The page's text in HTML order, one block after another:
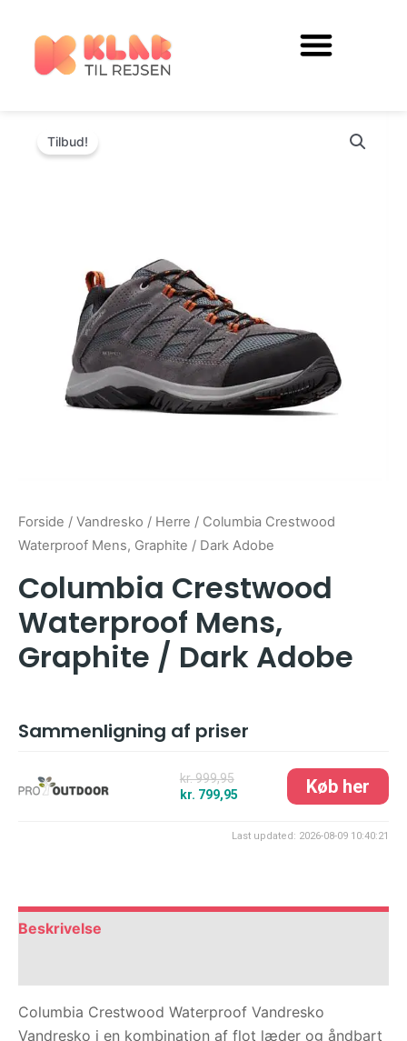
indholdet
Tilbud!
Forside / Vandresko / Herre / Columbia Crestwood
Waterproof Mens, Graphite / Dark Adobe
Columbia Crestwood
Waterproof Mens,
Graphite / Dark Adobe
Sammenligning af priser
kr. 999,95
kr. 799,95
Last updated: 2026-08-09 10:40:21
Beskrivelse
Columbia Crestwood Waterproof Vandresko
Vandresko i en kombination af flot læder og åndbart